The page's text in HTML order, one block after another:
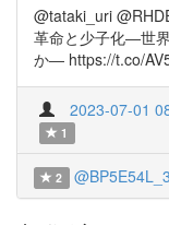
@tataki_uri
革命と少子化―世
か― https://t.co/
2023-07-01
1
2